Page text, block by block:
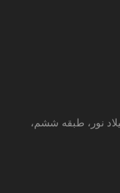
نور، طبقه ششم،